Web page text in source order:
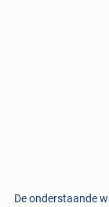
De onderstaande